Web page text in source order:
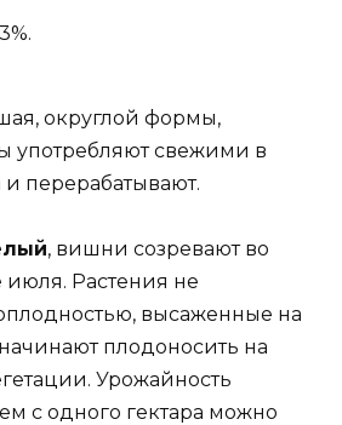
округлой формы,
употребляют свежими в
и перерабатывают.
, вишни созревают во
Растения не
высаженные на
плодоносить на
Урожайность
с одного гектара можно